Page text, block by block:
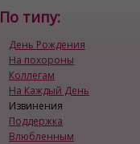
По типу:
День Рождения
На похороны
Коллегам
На Каждый День
Извинения
Поддержка
Влюбленным